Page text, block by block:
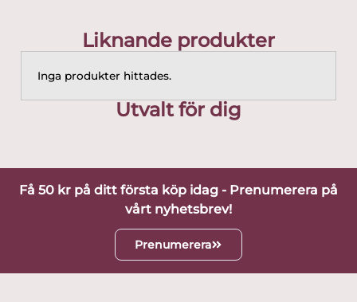
Liknande produkter
Inga produkter hittades.
Utvalt för dig
Få 50 kr på ditt första köp idag - Prenumerera på
vårt nyhetsbrev!
Prenumerera